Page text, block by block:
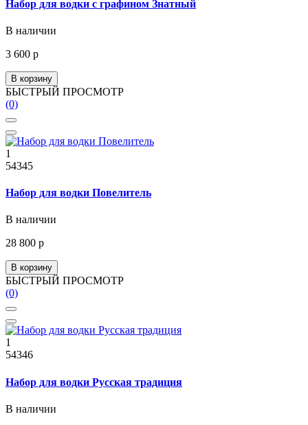
Набор для водки с графином Знатный
В наличии
3 600 р
В корзину
БЫСТРЫЙ ПРОСМОТР
(0)
1
54345
Набор для водки Повелитель
В наличии
28 800 р
В корзину
БЫСТРЫЙ ПРОСМОТР
(0)
1
54346
Набор для водки Русская традиция
В наличии